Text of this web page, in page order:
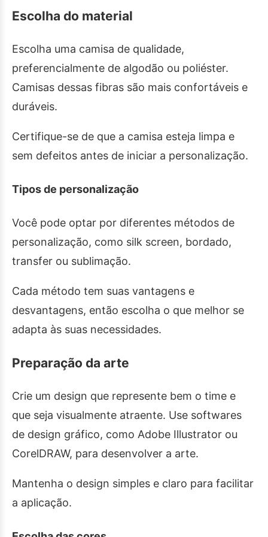
Escolha do material
Escolha uma camisa de qualidade,
preferencialmente de algodão ou poliéster.
Camisas dessas fibras são mais confortáveis e
duráveis.
Certifique-se de que a camisa esteja limpa e
sem defeitos antes de iniciar a personalização.
Tipos de personalização
Você pode optar por diferentes métodos de
personalização, como silk screen, bordado,
transfer ou sublimação.
Cada método tem suas vantagens e
desvantagens, então escolha o que melhor se
adapta às suas necessidades.
Preparação da arte
Crie um design que represente bem o time e
que seja visualmente atraente. Use softwares
de design gráfico, como Adobe Illustrator ou
CorelDRAW, para desenvolver a arte.
Mantenha o design simples e claro para facilitar
a aplicação.